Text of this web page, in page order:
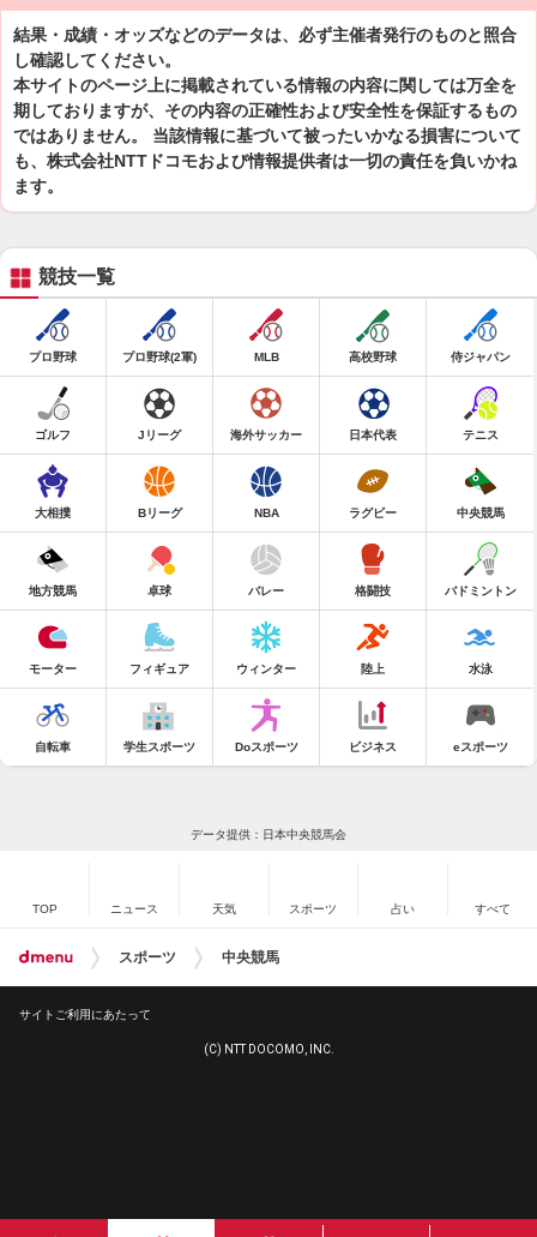
結果・成績・オッズなどのデータは、必ず主催者発行のものと照合
し確認してください。
本サイトのページ上に掲載されている情報の内容に関しては万全を
期しておりますが、その内容の正確性および安全性を保証するもの
ではありません。 当該情報に基づいて被ったいかなる損害について
も、株式会社NTTドコモおよび情報提供者は一切の責任を負いかね
ます。
競技一覧
プロ野球 プロ野球(2軍) MLB 高校野球 侍ジャパン
ゴルフ Jリーグ 海外サッカー 日本代表 テニス
大相撲 Bリーグ NBA ラグビー 中央競馬
地方競馬 卓球 バレー 格闘技 バドミントン
モーター フィギュア ウィンター 陸上 水泳
自転車 学生スポーツ Doスポーツ ビジネス eスポーツ
データ提供：日本中央競馬会
TOP ニュース 天気 スポーツ 占い すべて
スポーツ 中央競馬
サイトご利用にあたって
(C) NTT DOCOMO, INC.